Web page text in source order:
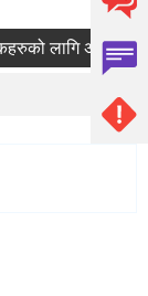
अत्यन्त जरुरि